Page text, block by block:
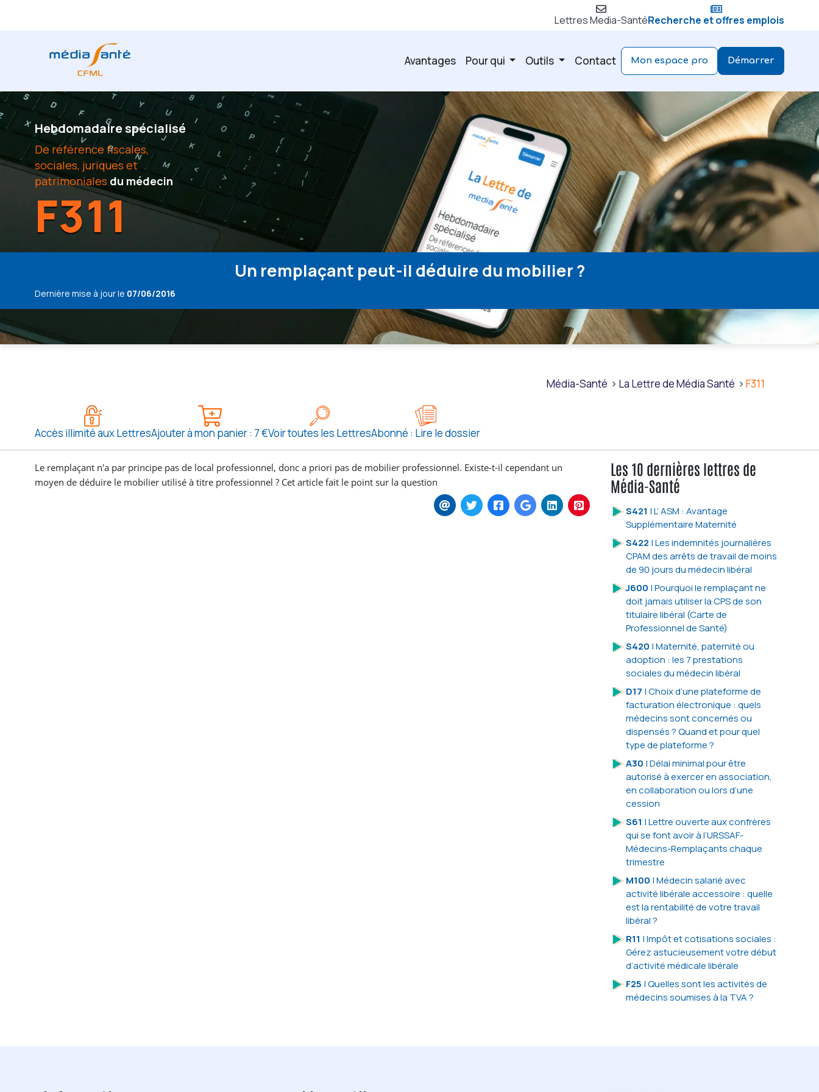
Lettres Media-SantéRecherche et offres emplois
Avantages Pour qui Outils Contact Démarrer
Mon espace pro
Hebdomadaire spécialisé
De référence fiscales,
sociales, juriques et
patrimoniales du médecin
F311
Un remplaçant peut-il déduire du mobilier ?
Dernière mise à jour le 07/06/2016
Média-Santé La Lettre de Média Santé F311
Accès illimité aux LettresAjouter à mon panier : 7 €Voir toutes les LettresAbonné : Lire le dossier
Le remplaçant n'a par principe pas de local professionnel, donc a priori pas de mobilier professionnel. Existe-t-il cependant un
moyen de déduire le mobilier utilisé à titre professionnel ? Cet article fait le point sur la question
Les 10 dernières lettres de
Média-Santé
S421 | L’ ASM : Avantage
Supplémentaire Maternité
S422 | Les indemnités journalières
CPAM des arrêts de travail de moins
de 90 jours du médecin libéral
J600 | Pourquoi le remplaçant ne
doit jamais utiliser la CPS de son
titulaire libéral (Carte de
Professionnel de Santé)
S420 | Maternité, paternité ou
adoption : les 7 prestations
sociales du médecin libéral
D17 | Choix d’une plateforme de
facturation électronique : quels
médecins sont concernés ou
dispensés ? Quand et pour quel
type de plateforme ?
A30 | Délai minimal pour être
autorisé à exercer en association,
en collaboration ou lors d’une
cession
S61 | Lettre ouverte aux confrères
qui se font avoir à l’URSSAF-
Médecins-Remplaçants chaque
trimestre
M100 | Médecin salarié avec
activité libérale accessoire : quelle
est la rentabilité de votre travail
libéral ?
R11 | Impôt et cotisations sociales :
Gérez astucieusement votre début
d’activité médicale libérale
F25 | Quelles sont les activités de
médecins soumises à la TVA ?